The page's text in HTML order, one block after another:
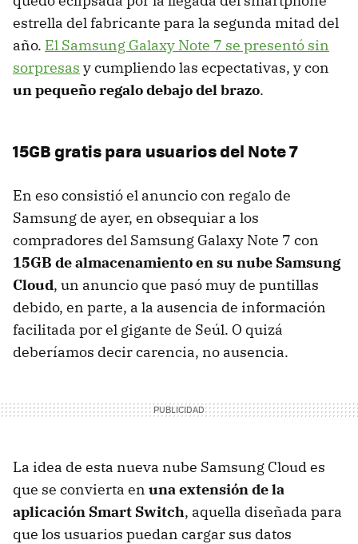
estrella del fabricante para la segunda mitad del
año. El Samsung Galaxy Note 7 se presentó sin
sorpresas y cumpliendo las ecpectativas, y con
un pequeño regalo debajo del brazo.
15GB gratis para usuarios del Note 7
En eso consistió el anuncio con regalo de
Samsung de ayer, en obsequiar a los
compradores del Samsung Galaxy Note 7 con
15GB de almacenamiento en su nube Samsung
Cloud, un anuncio que pasó muy de puntillas
debido, en parte, a la ausencia de información
facilitada por el gigante de Seúl. O quizá
deberíamos decir carencia, no ausencia.
La idea de esta nueva nube Samsung Cloud es
que se convierta en una extensión de la
aplicación Smart Switch, aquella diseñada para
que los usuarios puedan cargar sus datos